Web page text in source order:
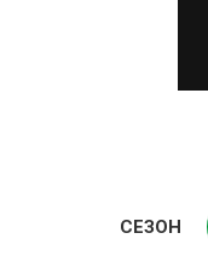
СЕЗОН